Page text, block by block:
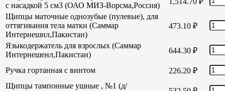
с насадкой 5 см3 (ОАО МИЗ-Ворсма,Россия)
Щипцы маточные однозубые (пулевые), для
оттягивания тела матки (Саммар
Интернешнл,Пакистан)
473.10 ₽
Языкодержатель для взрослых (Саммар
Интернешенл,Пакистан)
644.30 ₽
Ручка гортанная с винтом 226.20 ₽
Щипцы тампонные ушные , №1 (д/